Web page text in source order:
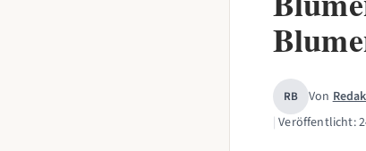
RB Von
Veröffentlicht: